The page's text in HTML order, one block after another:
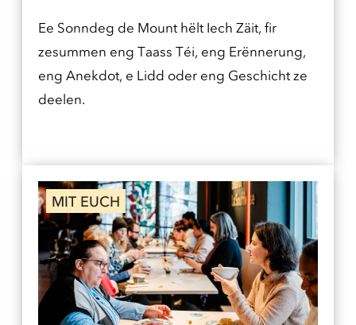
Ee Sonndeg de Mount hëlt Iech Zäit, fir
zesummen eng Taass Téi, eng Erënnerung,
eng Anekdot, e Lidd oder eng Geschicht ze
deelen.
MIT EUCH